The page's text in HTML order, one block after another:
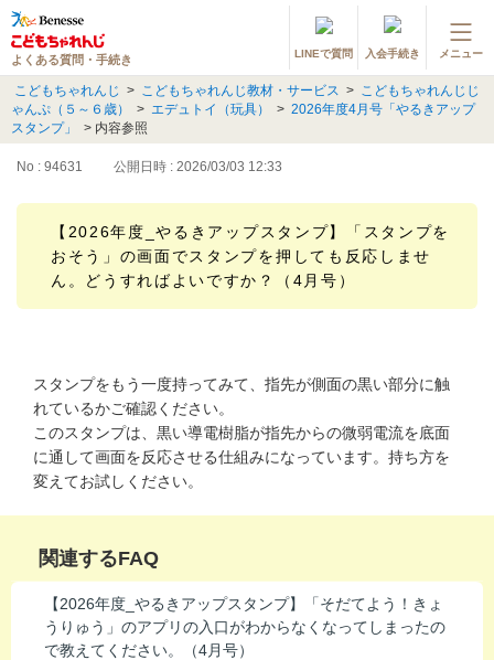
よくある質問・手続き LINEで質問 入会手続き メニュー
登録情報の変更・各種お手続き
会員ページへログイン
お客様サポート(手続き・照会)
よくある質問・お問い合わせ
カテゴリーから探す
お問い合わせ窓口
他の講座のよくある質問・手続きはこちら
進研ゼミ 小学講座
進研ゼミ 中学講座
進研ゼミ 高校講座
こどもちゃれんじのご紹介はこちら
こどもちゃれんじ > こどもちゃれんじ教材・サービス > こどもちゃれんじじ
ゃんぷ（５～６歳）
> エデュトイ（玩具） > 2026年度4月号「やるきアップ
スタンプ」
> 内容参照
No : 94631 公開日時 : 2026/03/03 12:33
【2026年度_やるきアップスタンプ】「スタンプを
おそう」の画面でスタンプを押しても反応しませ
ん。どうすればよいですか？（4月号）
スタンプをもう一度持ってみて、指先が側面の黒い部分に触
れているかご確認ください。
このスタンプは、黒い導電樹脂が指先からの微弱電流を底面
に通して画面を反応させる仕組みになっています。持ち方を
変えてお試しください。
関連するFAQ
【2026年度_やるきアップスタンプ】「そだてよう！きょ
うりゅう」のアプリの入口がわからなくなってしまったの
で教えてください。（4月号）